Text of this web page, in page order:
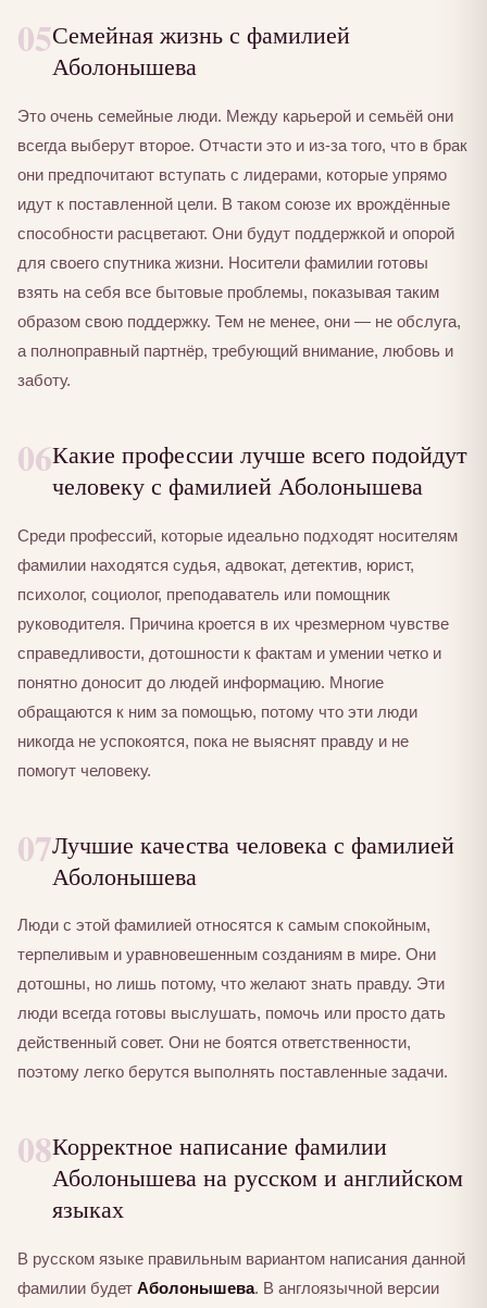
05Семейная жизнь с фамилией
Аболонышева
Это очень семейные люди. Между карьерой и семьёй они
всегда выберут второе. Отчасти это и из-за того, что в брак
они предпочитают вступать с лидерами, которые упрямо
идут к поставленной цели. В таком союзе их врождённые
способности расцветают. Они будут поддержкой и опорой
для своего спутника жизни. Носители фамилии готовы
взять на себя все бытовые проблемы, показывая таким
образом свою поддержку. Тем не менее, они — не обслуга,
а полноправный партнёр, требующий внимание, любовь и
заботу.
06Какие профессии лучше всего подойдут
человеку с фамилией Аболонышева
Среди профессий, которые идеально подходят носителям
фамилии находятся судья, адвокат, детектив, юрист,
психолог, социолог, преподаватель или помощник
руководителя. Причина кроется в их чрезмерном чувстве
справедливости, дотошности к фактам и умении четко и
понятно доносит до людей информацию. Многие
обращаются к ним за помощью, потому что эти люди
никогда не успокоятся, пока не выяснят правду и не
помогут человеку.
07Лучшие качества человека с фамилией
Аболонышева
Люди с этой фамилией относятся к самым спокойным,
терпеливым и уравновешенным созданиям в мире. Они
дотошны, но лишь потому, что желают знать правду. Эти
люди всегда готовы выслушать, помочь или просто дать
действенный совет. Они не боятся ответственности,
поэтому легко берутся выполнять поставленные задачи.
08Корректное написание фамилии
Аболонышева на русском и английском
языках
В русском языке правильным вариантом написания данной
фамилии будет Аболонышева. В англоязычной версии